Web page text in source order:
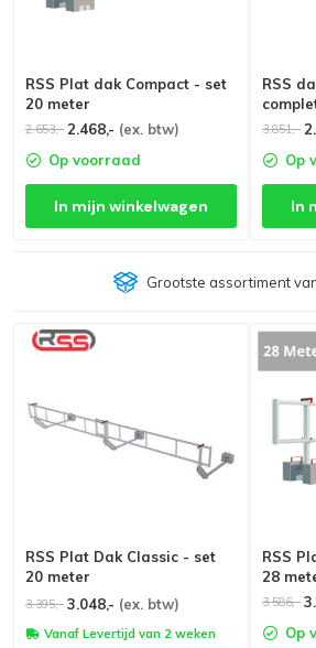
RSS Plat dak Compact - set
20 meter
2.653,- 2.468,- (ex. btw)
Op voorraad
In mijn winkelwagen
RSS
3.851,-
Op
In
Grootste assortiment van
RSS Plat Dak Classic - set
20 meter
3.395,- 3.048,- (ex. btw)
Vanaf Levertijd van 2 weken
RSS
28
3.586,-
Op